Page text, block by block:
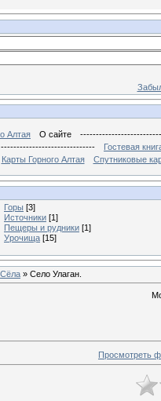
Алтая О сайте
------------------------------
Гостевая
Карты Горного Алтая Спутниковые
Горы [3]
Источники [1]
Пещеры и рудники [1]
Урочища [15]
Сёла » Село Улаган.
Просмотреть